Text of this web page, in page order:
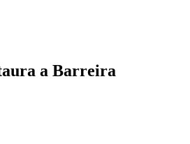
a Barreira